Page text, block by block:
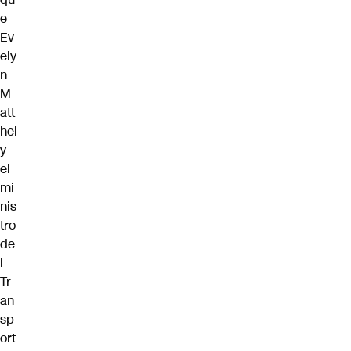
e
Ev
ely
n
M
att
hei
y
el
mi
nis
tro
de
l
Tr
an
sp
ort